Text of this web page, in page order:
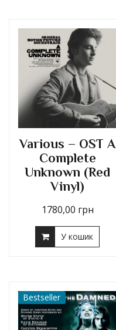
Various – OST A
Complete
Unknown (Red
Vinyl)
1780,00 грн
У кошик
Bestseller